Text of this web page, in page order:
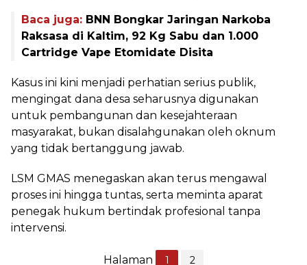
Baca juga: BNN Bongkar Jaringan Narkoba
Raksasa di Kaltim, 92 Kg Sabu dan 1.000
Cartridge Vape Etomidate Disita
Kasus ini kini menjadi perhatian serius publik,
mengingat dana desa seharusnya digunakan
untuk pembangunan dan kesejahteraan
masyarakat, bukan disalahgunakan oleh oknum
yang tidak bertanggung jawab.
LSM GMAS menegaskan akan terus mengawal
proses ini hingga tuntas, serta meminta aparat
penegak hukum bertindak profesional tanpa
intervensi.
Halaman 1 2